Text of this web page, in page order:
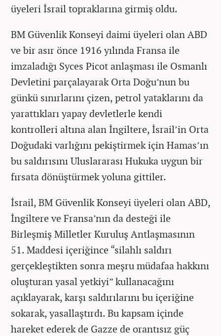
üyeleri İsrail topraklarına girmiş oldu.
BM Güvenlik Konseyi daimi üyeleri olan ABD
ve bir asır önce 1916 yılında Fransa ile
imzaladığı Syces Picot anlaşması ile Osmanlı
Devletini parçalayarak Orta Doğu’nun bu
günkü sınırlarını çizen, petrol yataklarını da
yarattıkları yapay devletlerle kendi
kontrolleri altına alan İngiltere, İsrail’in Orta
Doğudaki varlığını pekiştirmek için Hamas’ın
bu saldırısını Uluslararası Hukuka uygun bir
fırsata dönüştürmek yoluna gittiler.
İsrail, BM Güvenlik Konseyi üyeleri olan ABD,
İngiltere ve Fransa’nın da desteği ile
Birleşmiş Milletler Kuruluş Antlaşmasının
51. Maddesi içeriğince “silahlı saldırı
gerçekleştikten sonra meşru müdafaa hakkını
oluşturan yasal yetkiyi” kullanacağını
açıklayarak, karşı saldırılarını bu içeriğine
sokarak, yasallaştırdı. Bu kapsam içinde
hareket ederek de Gazze de orantısız güç